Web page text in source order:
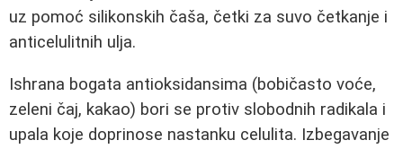
uz pomoć silikonskih čaša, četki za suvo četkanje i
anticelulitnih ulja.
Ishrana bogata antioksidansima (bobičasto voće,
zeleni čaj, kakao) bori se protiv slobodnih radikala i
upala koje doprinose nastanku celulita. Izbegavanje